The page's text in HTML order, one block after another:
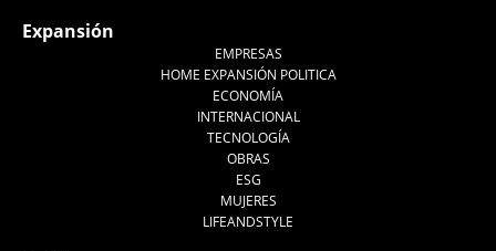
Expansión
EMPRESAS
HOME EXPANSIÓN POLITICA
ECONOMÍA
INTERNACIONAL
TECNOLOGÍA
OBRAS
ESG
MUJERES
LIFEANDSTYLE